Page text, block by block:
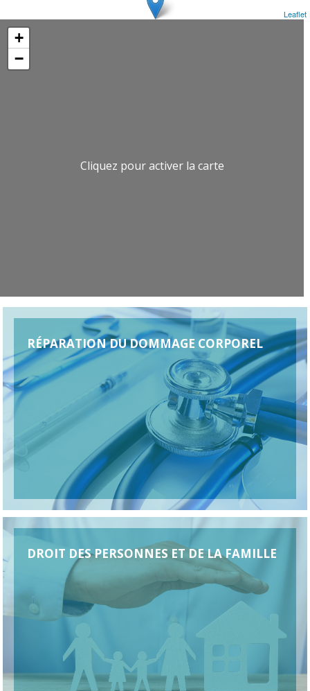
Cliquez pour activer la carte
+
−
Leaflet
RÉPARATION DU DOMMAGE CORPOREL
DROIT DES PERSONNES ET DE LA FAMILLE